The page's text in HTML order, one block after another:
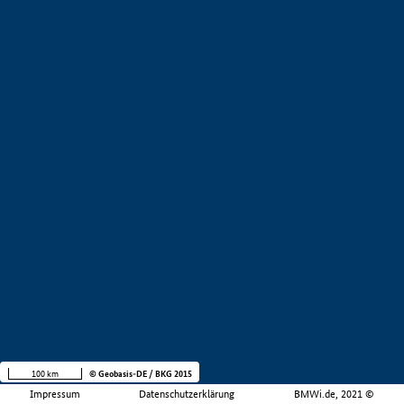
Impressum Datenschutzerklärung BMWi.de, 2021 ©
100 km © Geobasis-DE / BKG 2015